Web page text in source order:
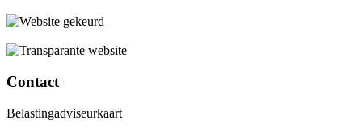
Contact
Belastingadviseurkaart